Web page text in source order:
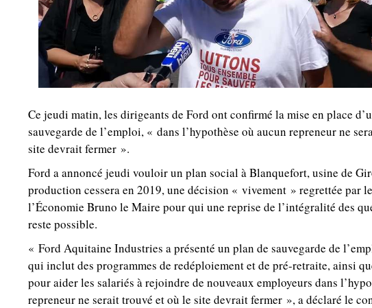
Ce jeudi matin, les dirigeants de Ford ont confirmé la mise en place
sauvegarde de l’emploi, « dans l’hypothèse où aucun repreneur ne
site devrait fermer ».
Ford a annoncé jeudi vouloir un plan social à Blanquefort, usine de
production cessera en 2019, une décision « vivement » regrettée par
l’Économie Bruno le Maire pour qui une reprise de l’intégralité des
reste possible.
« Ford Aquitaine Industries a présenté un plan de sauvegarde de
qui inclut des programmes de redéploiement et de pré-retraite, ainsi
pour aider les salariés à rejoindre de nouveaux employeurs dans
repreneur ne serait trouvé et où le site devrait fermer », a déclaré le